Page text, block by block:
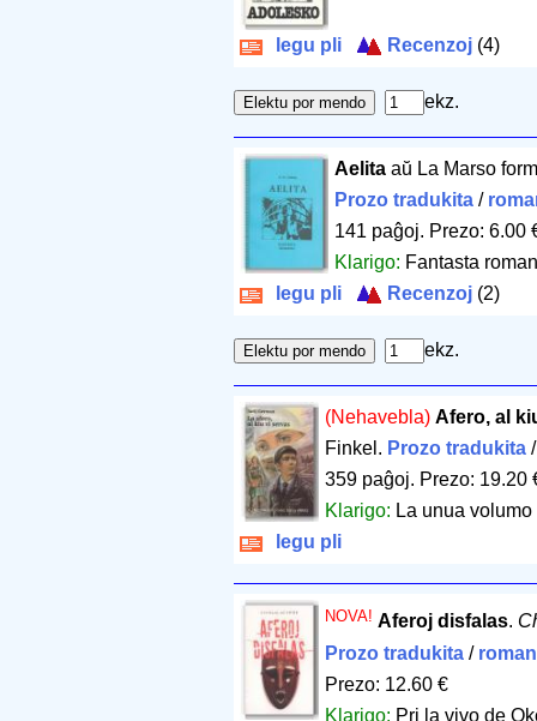
legu pli Recenzoj (4)
ekz.
Aelitaaŭ La Marso
Prozo tradukita/
141 paĝoj. Prezo: 6.00
Klarigo: Fantasta
legu pli
Recenzoj (2)
ekz.
(Nehavebla) Afero, al
Finkel. Prozo tradukita
359 paĝoj. Prezo: 19.20
Klarigo: La unua
legu pli
NOVA! Aferoj disfalas.
Prozo tradukita /
Prezo: 12.60 €
Klarigo: Pri la vivo de